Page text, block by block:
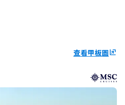
查看甲板圖ungroup